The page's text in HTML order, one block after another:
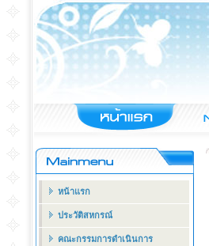
หน้าแรก
ประวัติสหกรณ์
คณะกรรมการดำเนินการ